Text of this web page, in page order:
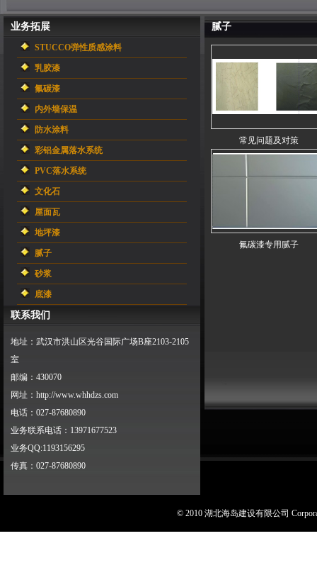
业务拓展
STUCCO弹性质感涂料
乳胶漆
氟碳漆
内外墙保温
防水涂料
彩铝金属落水系统
PVC落水系统
文化石
屋面瓦
地坪漆
腻子
砂浆
底漆
联系我们
地址：武汉市洪山区光谷国际广场B座2103-2105
室
邮编：430070
网址：http://www.whhdzs.com
电话：027-87680890
业务联系电话：13971677523
业务QQ:1193156295
传真：027-87680890
腻子
常见问题及对策
氟碳漆专用腻子
© 2010 湖北海岛建设有限公司